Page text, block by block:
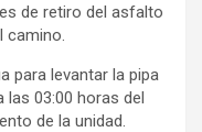
de retiro del asfalto
camino.
para levantar la pipa
03:00 horas del
de la unidad.